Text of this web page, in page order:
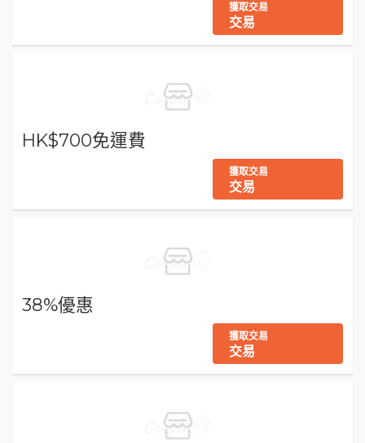
獲取交易
交易
HK$700免運費
獲取交易
交易
38%優惠
獲取交易
交易